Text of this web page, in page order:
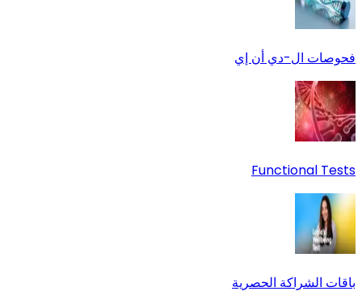
فحوصات ال-دي أن إي
Functional Tests
باقات الشراكة الحصرية